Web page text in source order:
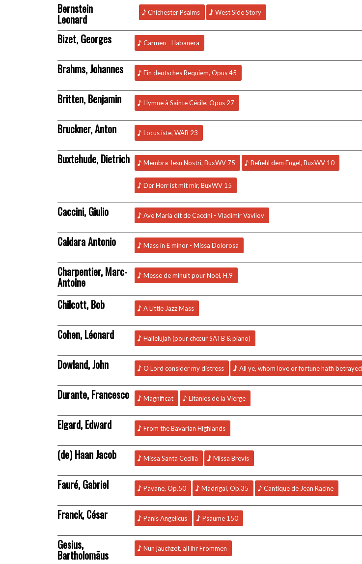
Bernstein
Leonard Chichester Psalms West Side Story
Bizet, Georges Carmen - Habanera
Brahms, Johannes Ein deutsches Requiem, Opus 45
Britten, Benjamin Hymne à Sainte Cécile, Opus 27
Bruckner, Anton Locus iste, WAB 23
Buxtehude, Dietrich Membra Jesu Nostri, BuxWV 75 Befiehl dem Engel, BuxWV 10
Der Herr ist mit mir, BuxWV 15
Caccini, Giulio Ave Maria dit de Caccini - Vladimir Vavilov
Caldara Antonio Mass in E minor - Missa Dolorosa
Charpentier, Marc-
Antoine Messe de minuit pour Noël, H.9
Chilcott, Bob A Little Jazz Mass
Cohen, Léonard Hallelujah (pour chœur SATB & piano)
Dowland, John O Lord consider my distress All ye, whom love or fortune hath betrayed
Durante, Francesco Magnificat Litanies de la Vierge
Elgard, Edward From the Bavarian Highlands
(de) Haan Jacob Missa Santa Cecilia Missa Brevis
Fauré, Gabriel Pavane, Op.50 Madrigal, Op.35 Cantique de Jean Racine
Franck, César Panis Angelicus Psaume 150
Gesius,
Bartholomäus Nun jauchzet, all ihr Frommen